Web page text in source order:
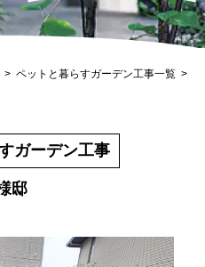
ペットと暮らすガーデン工事一覧
ガーデン工事
邸